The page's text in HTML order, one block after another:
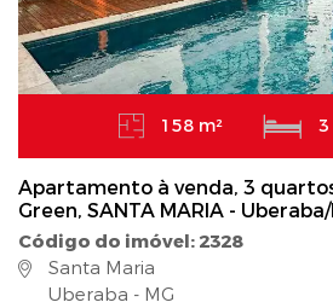
158 m² 3
Apartamento à venda, 3
Green, SANTA MARIA - Uberaba/
Código do imóvel: 2328
Santa Maria
Uberaba - MG